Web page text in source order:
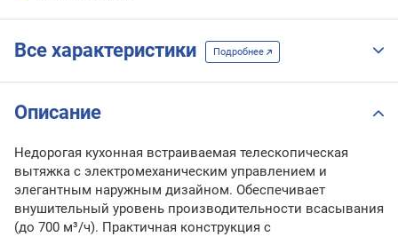
Все характеристики Подробнее
Описание
Недорогая кухонная встраиваемая телескопическая
вытяжка с электромеханическим управлением и
элегантным наружным дизайном. Обеспечивает
внушительный уровень производительности всасывания
(до 700 м³/ч). Практичная конструкция с